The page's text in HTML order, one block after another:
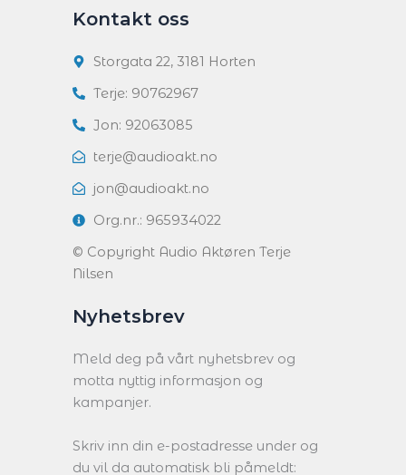
Kontakt oss
Storgata 22, 3181 Horten
Terje: 90762967
Jon: 92063085
terje@audioakt.no
jon@audioakt.no
Org.nr.: 965934022
© Copyright Audio Aktøren Terje
Nilsen
Nyhetsbrev
Meld deg på vårt nyhetsbrev og
motta nyttig informasjon og
kampanjer.
Skriv inn din e-postadresse under og
du vil da automatisk bli påmeldt: